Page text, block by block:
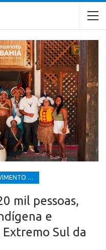
DESENVOLVIMENTO ECONÔMICO E SOCIAL
mil pessoas,
e
Sul da